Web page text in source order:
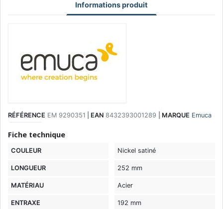
Informations produit
RÉFÉRENCE EM 9290351 EAN 8432393001289 MARQUE Emuca
Fiche technique
COULEUR Nickel satiné
LONGUEUR 252 mm
MATÉRIAU Acier
ENTRAXE 192 mm